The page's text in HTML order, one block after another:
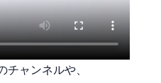
チャンネルや、